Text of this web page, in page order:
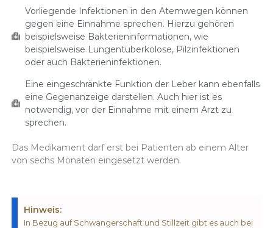
Vorliegende Infektionen in den Atemwegen können
gegen eine Einnahme sprechen. Hierzu gehören
beispielsweise Bakterieninformationen, wie
beispielsweise Lungentuberkolose, Pilzinfektionen
oder auch Bakterieninfektionen.
Eine eingeschränkte Funktion der Leber kann ebenfalls
eine Gegenanzeige darstellen. Auch hier ist es
notwendig, vor der Einnahme mit einem Arzt zu
sprechen.
Das Medikament darf erst bei Patienten ab einem Alter
von sechs Monaten eingesetzt werden.
Hinweis:
In Bezug auf Schwangerschaft und Stillzeit gibt es auch bei